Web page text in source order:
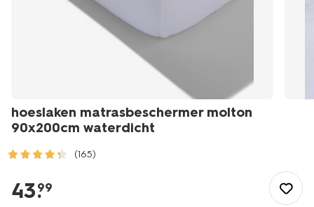
hoeslaken matrasbeschermer molton
90x200cm waterdicht
(165)
slapen/slapen/molton/hoeslaken-
matrasbeschermer-
43.
99